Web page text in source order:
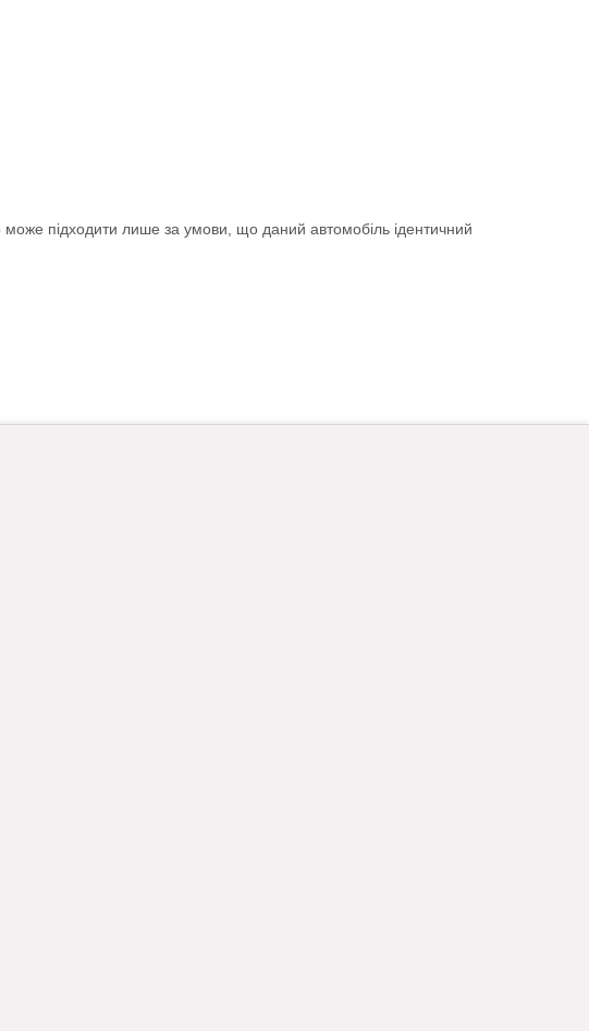
може підходити лише за умови, що даний автомобіль ідентичний